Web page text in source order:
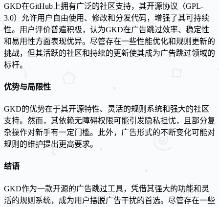
GKD在GitHub上拥有广泛的社区支持，其开源协议（GPL-
3.0）允许用户自由使用、修改和分发代码，增强了其可持续
性。用户评价普遍积极，认为GKD在广告跳过效率、稳定性
和易用性方面表现优异。尽管存在一些性能优化和规则更新的
挑战，但其活跃的社区和持续的更新使其成为广告跳过领域的
标杆。
优势与局限性
GKD的优势在于其开源特性、灵活的规则系统和强大的社区
支持。然而，其依赖无障碍权限可能引发隐私担忧，且部分复
杂操作对新手有一定门槛。此外，广告形式的不断变化可能对
规则的维护提出更高要求。
结语
GKD作为一款开源的广告跳过工具，凭借其强大的功能和灵
活的规则系统，成为用户摆脱广告干扰的首选。尽管存在一些